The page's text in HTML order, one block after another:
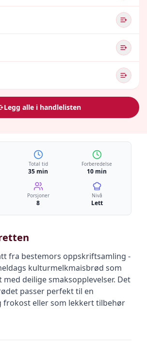
Legg alle i handlelisten
Total tid
35 min
Forberedelse
10 min
Porsjoner
8
Nivå
Lett
fra bestemors oppskriftsamling -
kulturmelkmaisbrød som
deilige smaksopplevelser. Det
passer perfekt til en
frokost eller som lekkert tilbehør